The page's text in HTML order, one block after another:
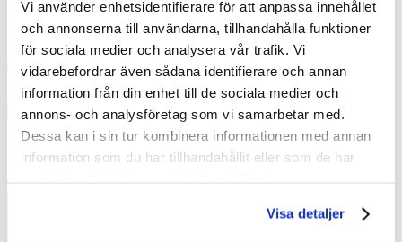
Vi använder enhetsidentifierare för att anpassa innehållet
och annonserna till användarna, tillhandahålla funktioner
för sociala medier och analysera vår trafik. Vi
vidarebefordrar även sådana identifierare och annan
information från din enhet till de sociala medier och
annons- och analysföretag som vi samarbetar med.
Dessa kan i sin tur kombinera informationen med annan
information som du har tillhandahållit eller som de har
Visa detaljer
för både privatpersoner och professionella byggföretag.
Se vårt utbud